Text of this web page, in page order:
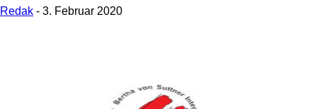
Redak - 3. Februar 2020